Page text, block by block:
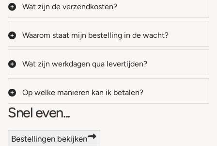
Wat zijn de verzendkosten?
Waarom staat mijn bestelling in de wacht?
Wat zijn werkdagen qua levertijden?
Op welke manieren kan ik betalen?
Snel even...
Bestellingen bekijken